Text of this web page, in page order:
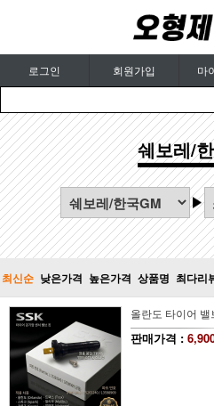
로그인 회원가입 마
쉐보레/
최신순 낮은가격 높은가격 상품명 최다리
올란도 타이어
판매가격 :